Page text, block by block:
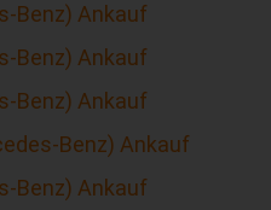
Benz) Ankauf
Benz) Ankauf
Benz) Ankauf
Benz) Ankauf
Benz) Ankauf